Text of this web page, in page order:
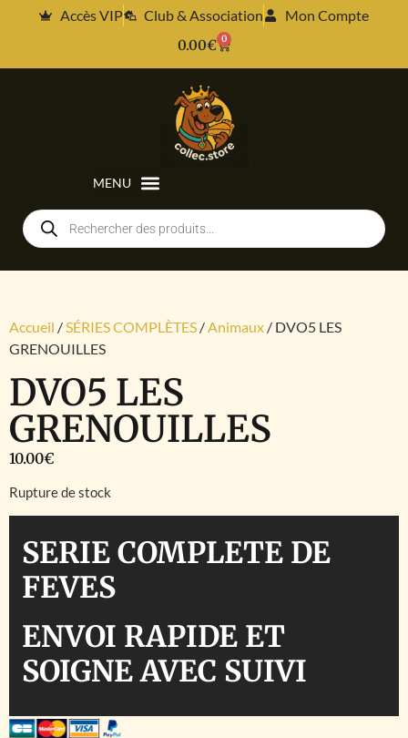
Accès VIP Club & Association
Mon Compte
0.00€ 0
Accueil /SÉRIES COMPLÈTES /Animaux / DVO5 LES
GRENOUILLES
DVO5 LES
GRENOUILLES
10.00€
Rupture de stock
SERIE COMPLETE DE
FEVES
ENVOI RAPIDE ET
SOIGNE AVEC SUIVI